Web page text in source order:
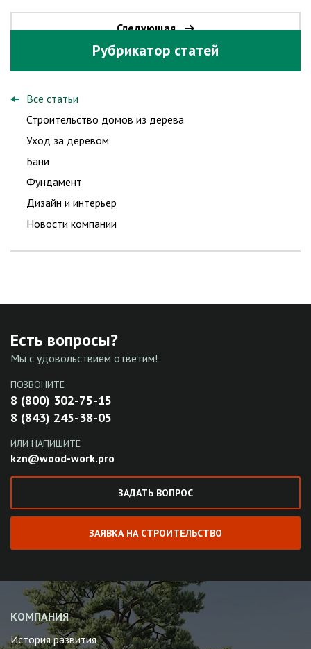
Следующая
Рубрикатор статей
Все статьи
Строительство домов из дерева
Уход за деревом
Бани
Фундамент
Дизайн и интерьер
Новости компании
Есть вопросы?
Мы с удовольствием ответим!
ПОЗВОНИТЕ
8 (800) 302-75-15
8 (843) 245-38-05
ИЛИ НАПИШИТЕ
kzn@wood-work.pro
ЗАДАТЬ ВОПРОС
ЗАЯВКА НА СТРОИТЕЛЬСТВО
КОМПАНИЯ
История развития